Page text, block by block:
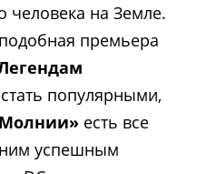
человека на Земле.
премьера
стать популярными,
есть все
успешным